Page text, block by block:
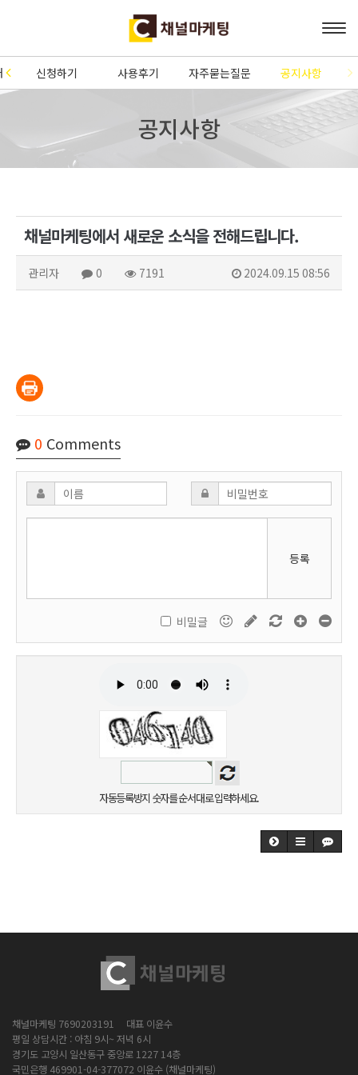
신청하기 사용후기 자주묻는질문 공지사항
공지사항
채널마케팅에서 새로운 소식을 전해드립니다.
관리자 0 7191 2024.09.15 08:56
0 Comments
등록
비밀글
자동등록방지 숫자를 순서대로 입력하세요.
채널마케팅 7690203191 대표 이윤수
평일 상담시간 : 아침 9시~ 저녁 6시
경기도 고양시 일산동구 중앙로 1227 14층
국민은행 469901-04-377072 이윤수 (채널마케팅)